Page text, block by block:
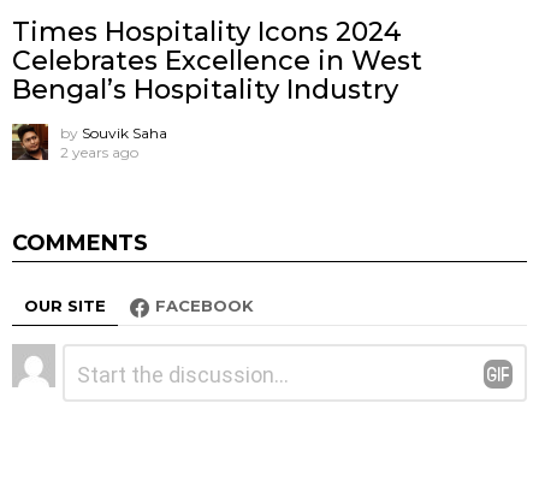
Times Hospitality Icons 2024
Celebrates Excellence in West
Bengal’s Hospitality Industry
by Souvik Saha
2 years ago
COMMENTS
OUR SITE FACEBOOK
Leave
a